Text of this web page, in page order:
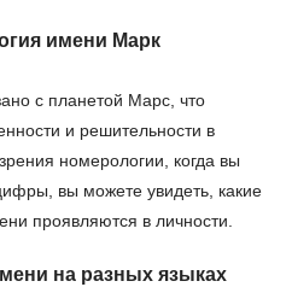
имени Марк
с планетой Марс, что
и решительности в
номерологии, когда вы
вы можете увидеть, какие
проявляются в личности.
на разных языках